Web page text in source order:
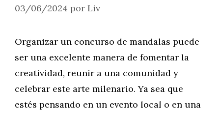
03/06/2024 por Liv
Organizar un concurso de mandalas puede
ser una excelente manera de fomentar la
creatividad, reunir a una comunidad y
celebrar este arte milenario. Ya sea que
estés pensando en un evento local o en una